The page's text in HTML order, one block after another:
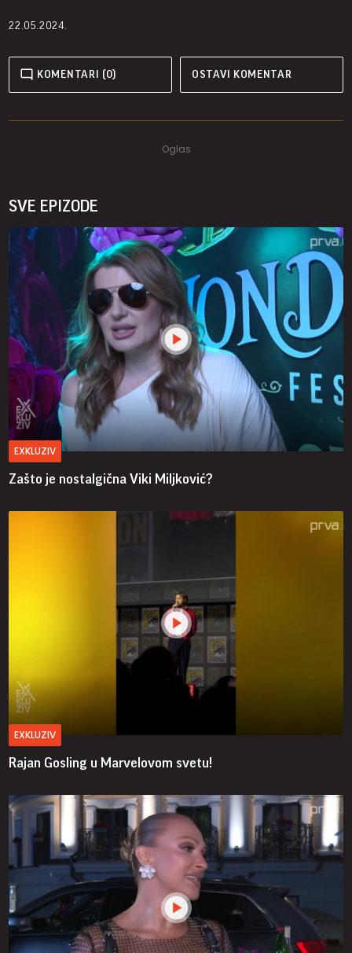
22.05.2024.
KOMENTARI (0) OSTAVI KOMENTAR
SVE EPIZODE
EXKLUZIV
Zašto je nostalgična Viki Miljković?
EXKLUZIV
Rajan Gosling u Marvelovom svetu!